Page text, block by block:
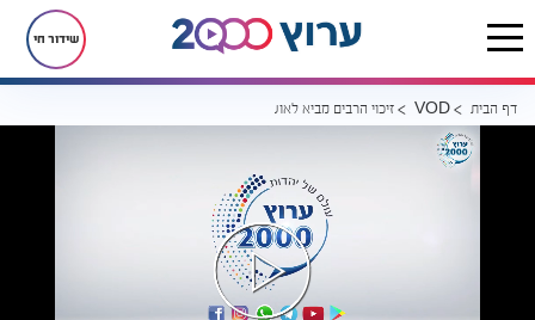
שידור חי
דף הבית VOD זיכוי הרבים מביא לאושר נצחי - רעיונות גדולים לזיכוי הרבים